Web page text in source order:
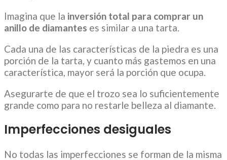
Imagina que la inversión total para comprar un
anillo de diamantes es similar a una tarta.
Cada una de las características de la piedra es una
porción de la tarta, y cuanto más gastemos en una
característica, mayor será la porción que ocupa.
Asegurarte de que el trozo sea lo suficientemente
grande como para no restarle belleza al diamante.
Imperfecciones desiguales
No todas las imperfecciones se forman de la misma